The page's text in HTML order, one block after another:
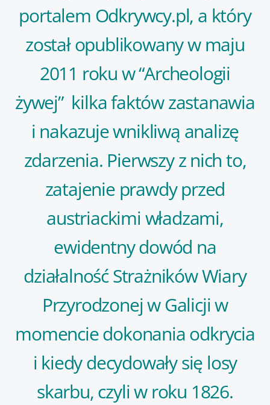
portalem Odkrywcy.pl, a który
został opublikowany w maju
2011 roku w “Archeologii
żywej” kilka faktów zastanawia
i nakazuje wnikliwą analizę
zdarzenia. Pierwszy z nich to,
zatajenie prawdy przed
austriackimi władzami,
ewidentny dowód na
działalność Strażników Wiary
Przyrodzonej w Galicji w
momencie dokonania odkrycia
i kiedy decydowały się losy
skarbu, czyli w roku 1826.